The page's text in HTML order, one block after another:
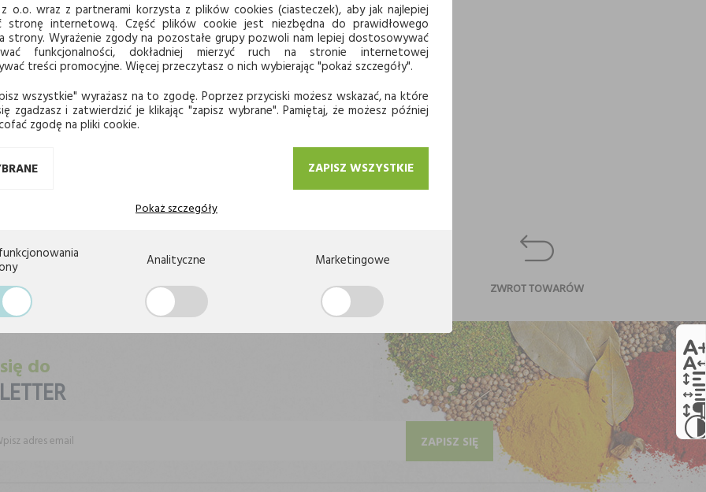
JAKOŚĆ BEZPIECZEŃSTWO PŁATNOŚCI ZWROT TOWARÓW
do
ZAPISZ SIĘ
o.o. wraz z partnerami korzysta z plików cookies (ciasteczek), aby jak najlepiej
stronę internetową. Część plików cookie jest niezbędna do prawidłowego
strony. Wyrażenie zgody na pozostałe grupy pozwoli nam lepiej dostosowywać
funkcjonalności, dokładniej mierzyć ruch na stronie internetowej
treści promocyjne. Więcej przeczytasz o nich wybierając "pokaż szczegóły".
wszystkie" wyrażasz na to zgodę. Poprzez przyciski możesz wskazać, na które
zgadzasz i zatwierdzić je klikając "zapisz wybrane". Pamiętaj, że możesz później
zgodę na pliki cookie.
ZAPISZ WSZYSTKIE
Pokaż szczegóły
Analityczne Marketingowe